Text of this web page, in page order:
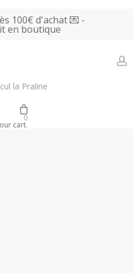
100€ d'achat 💌 -
en boutique
la Praline
0
cart.
Accessoires & Parfums